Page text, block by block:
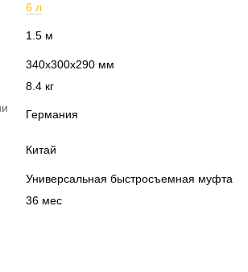
6 л
1.5 м
340x300x290 мм
8.4 кг
Германия
Китай
Универсальная быстросъемная муфта
36 мес